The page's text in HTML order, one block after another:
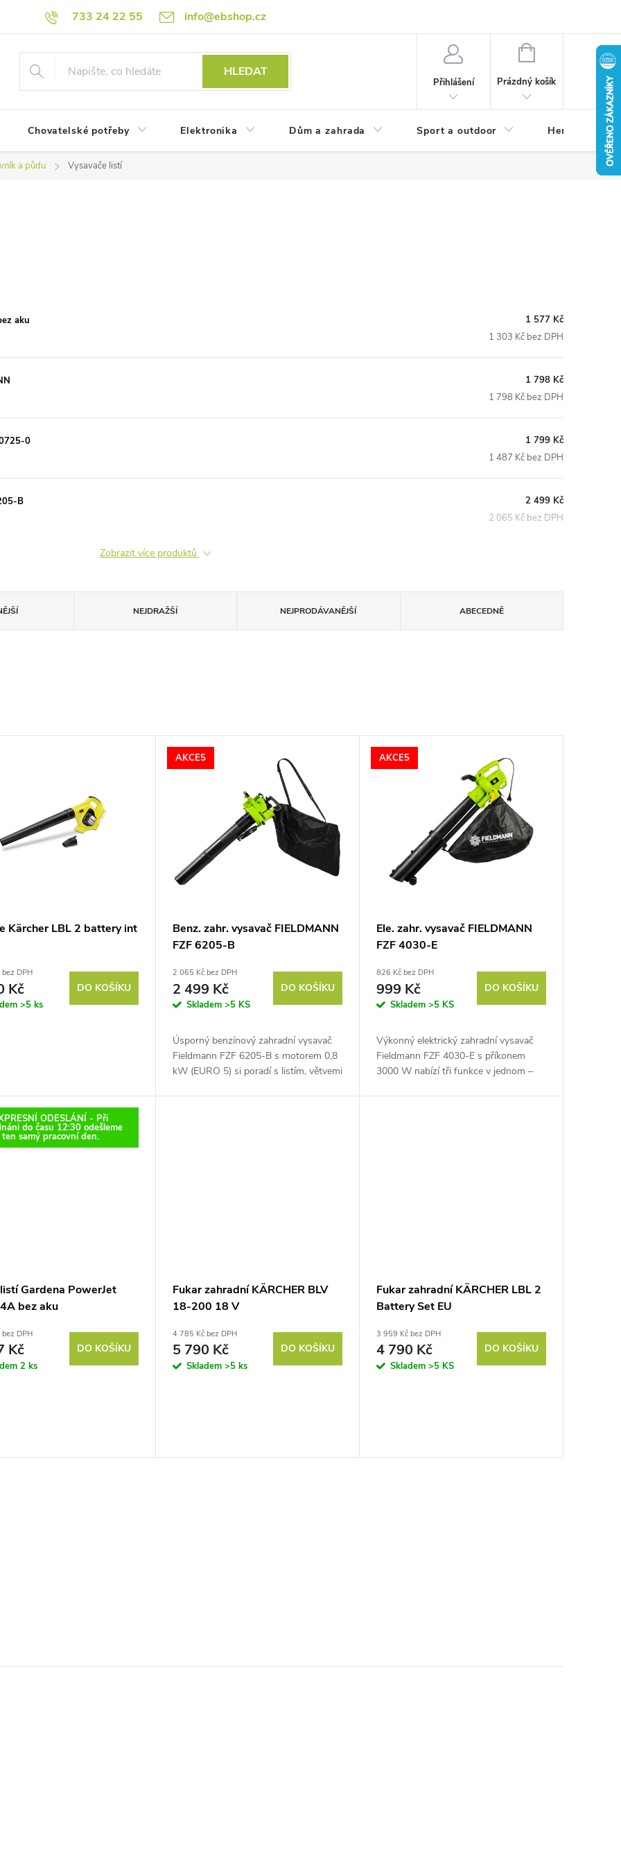
733 24 22 55 info@ebshop.cz
HLEDAT
Přihlášení
NÁKUPNÍ
Prázdný košík
Chovatelské potřeby Elektronika Dům a zahrada Sport a outdoor Herní zóna
a půdu Vysavače listí
aku
1 577 Kč
1 303 Kč bez DPH
1 798 Kč
1 798 Kč bez DPH
0
1 799 Kč
1 487 Kč bez DPH
B
2 499 Kč
2 065 Kč bez DPH
Zobrazit více produktů
NEJDRAŽŠÍ NEJPRODÁVANĚJŠÍ ABECEDNĚ
Kärcher LBL 2 battery int
DPH
Kč
>5 ks
DO KOŠÍKU
AKCE5
Benz. zahr. vysavač FIELDMANN
FZF 6205-B
2 065 Kč bez DPH
2 499 Kč
Skladem >5 KS
DO KOŠÍKU
Úsporný benzínový zahradní vysavač
Fieldmann FZF 6205-B s motorem 0,8
kW (EURO 5) si poradí s listím, větvemi
AKCE5
Ele. zahr. vysavač FIELDMANN
FZF 4030-E
826 Kč bez DPH
999 Kč
Skladem >5 KS
DO KOŠÍKU
Výkonný elektrický zahradní vysavač
Fieldmann FZF 4030-E s příkonem
3000 W nabízí tři funkce v jednom –
ODESLÁNÍ - Při
do času 12:30 odešleme
ten samý pracovní den.
Gardena PowerJet
bez aku
DPH
Kč
2 ks
DO KOŠÍKU
Fukar zahradní KÄRCHER BLV
18-200 18 V
4 785 Kč bez DPH
5 790 Kč
Skladem >5 ks
DO KOŠÍKU
Fukar zahradní KÄRCHER LBL 2
Battery Set EU
3 959 Kč bez DPH
4 790 Kč
Skladem >5 KS
DO KOŠÍKU